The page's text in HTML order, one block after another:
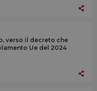
verso il decreto che
Ue del 2024